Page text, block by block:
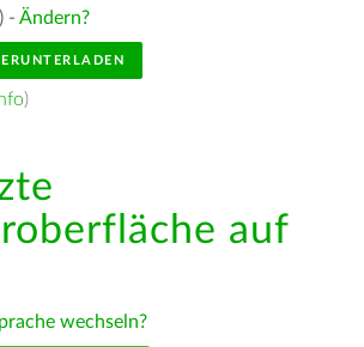
- Ändern?
)
auf
wechseln?